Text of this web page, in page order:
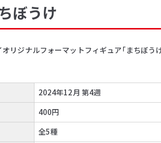
ぼうけ
リジナルフォーマットフィギュア「まちぼうけ
2024年12月 第4週
400円
全5種